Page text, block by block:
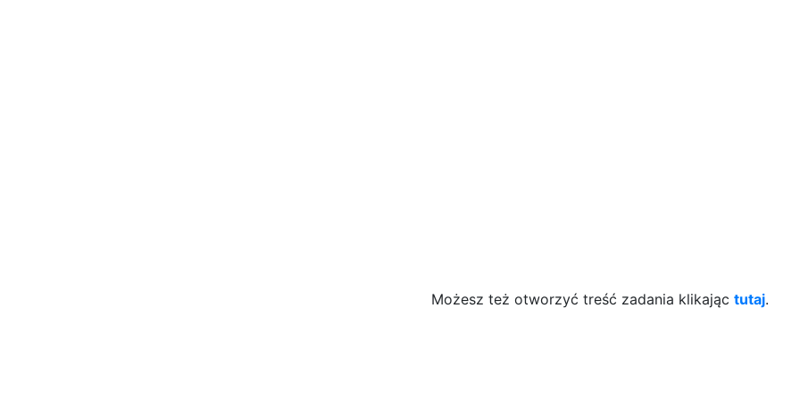
Możesz też otworzyć treść zadania klikając tutaj.